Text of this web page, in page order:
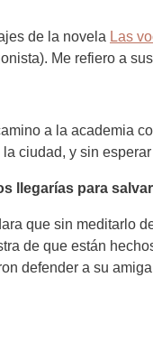
de la novela Las
Me refiero a
a la academia
ciudad, y sin
llegarías para
que sin meditarlo
de que están
defender a su